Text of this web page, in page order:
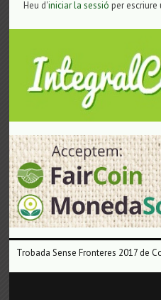
Heu d'iniciar la sessió per escriure
Trobada Sense Fronteres 2017 de